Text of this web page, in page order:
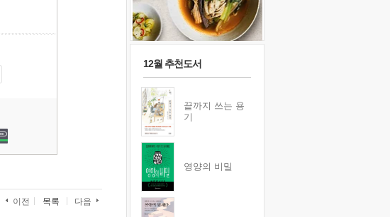
이전 목록 다음
12월 추천도서
끝까지 쓰는 용
기
영양의 비밀